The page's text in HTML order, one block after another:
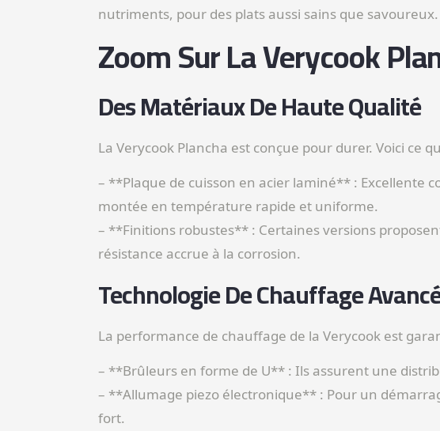
nutriments, pour des plats aussi sains que savoureux.
Zoom Sur La Verycook
Des Matériaux De Haute Qualité
La Verycook Plancha est conçue pour durer. Voici ce
– **Plaque de cuisson en acier laminé** : Excellente
montée en température rapide et uniforme.
– **Finitions robustes** : Certaines versions
résistance accrue à la corrosion.
Technologie De Chauffage
La performance de chauffage de la Verycook est
– **Brûleurs en forme de U** : Ils assurent une
– **Allumage piezo électronique** : Pour un
fort.